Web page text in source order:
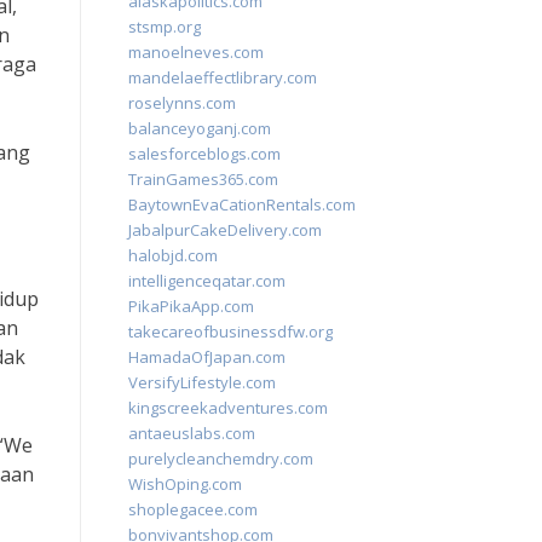
stsmp.org
manoelneves.com
mandelaeffectlibrary.com
roselynns.com
balanceyoganj.com
salesforceblogs.com
TrainGames365.com
BaytownEvaCationRentals.com
JabalpurCakeDelivery.com
halobjd.com
intelligenceqatar.com
PikaPikaApp.com
takecareofbusinessdfw.org
HamadaOfJapan.com
VersifyLifestyle.com
kingscreekadventures.com
antaeuslabs.com
purelycleanchemdry.com
WishOping.com
shoplegacee.com
bonvivantshop.com